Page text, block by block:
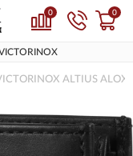
0 0
ALTIUS